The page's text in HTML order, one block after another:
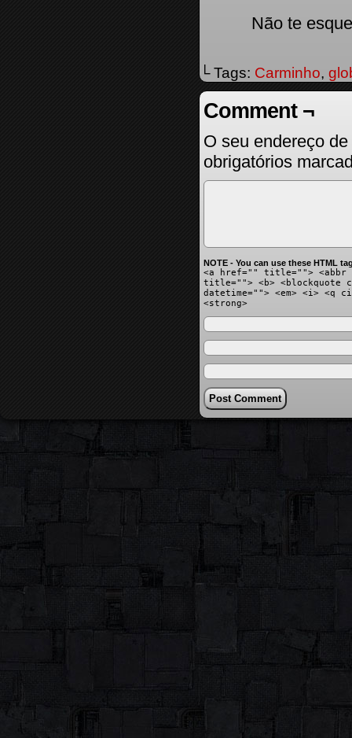
Não te
└ Tags: Carminho,
Comment ¬
O seu endereço
obrigatórios
NOTE - You can use these HTML
<a href="" title=""> <abbr
title=""> <b> <blockquote
datetime=""> <em> <i> <q
<strong>